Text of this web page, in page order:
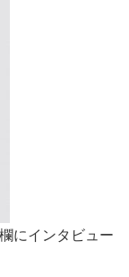
にインタビュー